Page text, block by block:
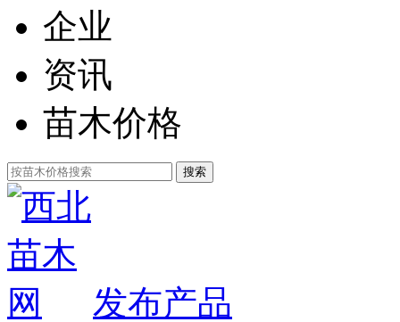
企业
资讯
苗木价格
发布产品